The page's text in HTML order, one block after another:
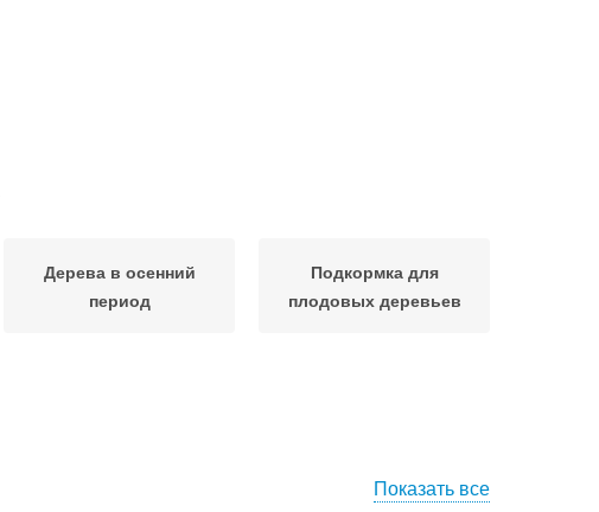
Дерева в осенний
период
Подкормка для
плодовых деревьев
Показать все